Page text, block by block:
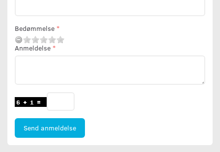
Bedømmelse
Anmeldelse
Send anmeldelse